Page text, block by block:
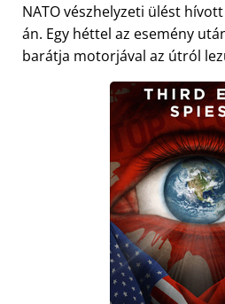
NATO vészhelyzeti ülést
án. Egy héttel az esemény
barátja motorjával az útról